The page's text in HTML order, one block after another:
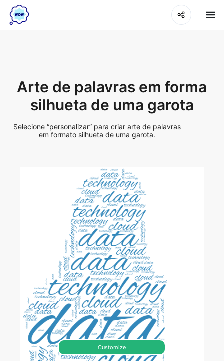
Arte de palavras em forma
silhueta de uma garota
Selecione “personalizar” para criar arte de palavras
em formato silhueta de uma garota.
Customize